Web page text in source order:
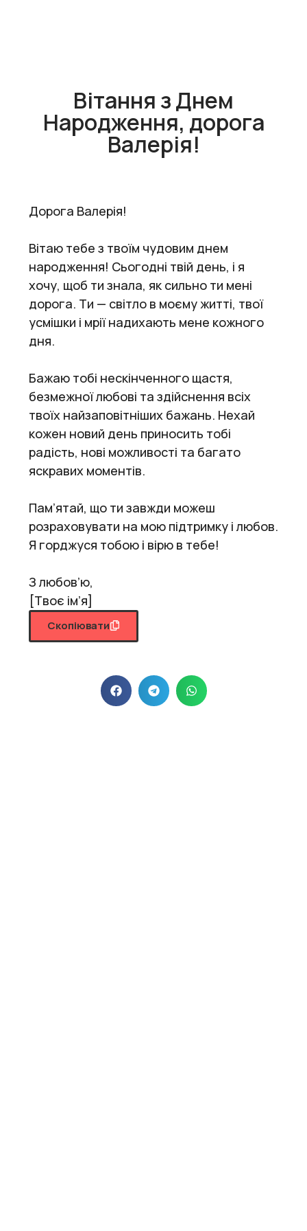
Вітання з Днем
Народження, дорога
Валерія!
Дорога Валерія!
Вітаю тебе з твоїм чудовим днем
народження! Сьогодні твій день, і я
хочу, щоб ти знала, як сильно ти мені
дорога. Ти — світло в моєму житті, твої
усмішки і мрії надихають мене кожного
дня.
Бажаю тобі нескінченного щастя,
безмежної любові та здійснення всіх
твоїх найзаповітніших бажань. Нехай
кожен новий день приносить тобі
радість, нові можливості та багато
яскравих моментів.
Пам’ятай, що ти завжди можеш
розраховувати на мою підтримку і любов.
Я горджуся тобою і вірю в тебе!
З любов’ю,
[Твоє ім’я]
Скопіювати